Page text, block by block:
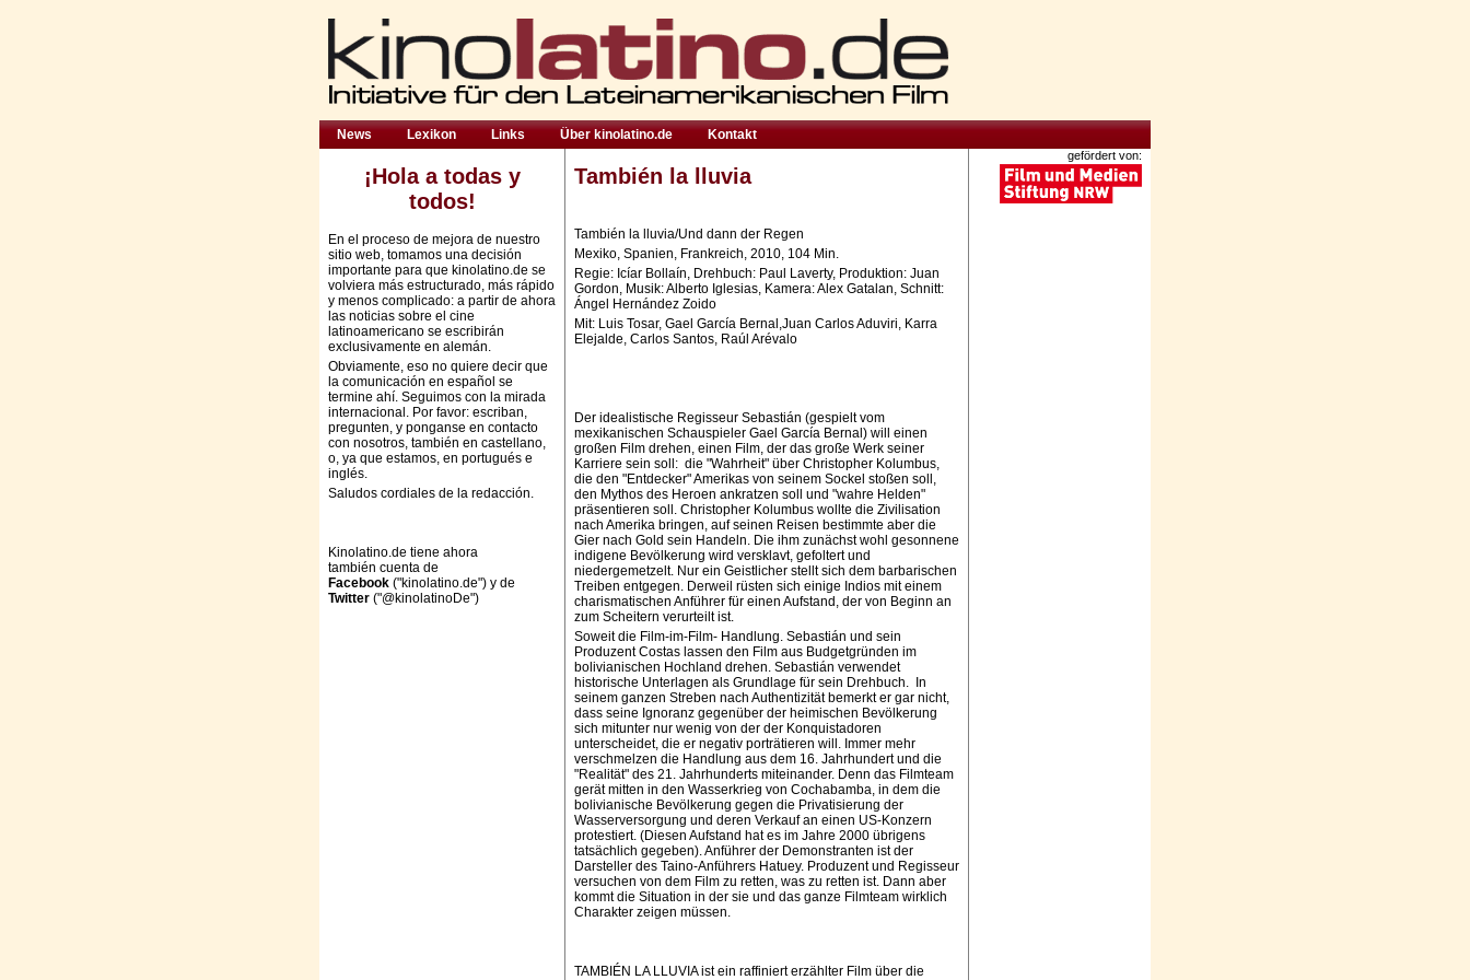
News Lexikon Links Über kinolatino.de Kontakt
¡Hola a todas y
todos!
En el proceso de mejora de nuestro
sitio web, tomamos una decisión
importante para que kinolatino.de se
volviera más estructurado, más rápido
y menos complicado: a partir de ahora
las noticias sobre el cine
latinoamericano se escribirán
exclusivamente en alemán.
Obviamente, eso no quiere decir que
la comunicación en español se
termine ahí. Seguimos con la mirada
internacional. Por favor: escriban,
pregunten, y ponganse en contacto
con nosotros, también en castellano,
o, ya que estamos, en portugués e
inglés.
Saludos cordiales de la redacción.
Kinolatino.de tiene ahora
también cuenta de
Facebook ("kinolatino.de") y de
Twitter ("@kinolatinoDe")
También la lluvia
También la lluvia/Und dann der Regen
Mexiko, Spanien, Frankreich, 2010, 104 Min.
Regie: Icíar Bollaín, Drehbuch: Paul Laverty, Produktion: Juan
Gordon, Musik: Alberto Iglesias, Kamera: Alex Gatalan, Schnitt:
Ángel Hernández Zoido
Mit: Luis Tosar, Gael García Bernal,Juan Carlos Aduviri, Karra
Elejalde, Carlos Santos, Raúl Arévalo
Der idealistische Regisseur Sebastián (gespielt vom
mexikanischen Schauspieler Gael García Bernal) will einen
großen Film drehen, einen Film, der das große Werk seiner
Karriere sein soll: die "Wahrheit" über Christopher Kolumbus,
die den "Entdecker" Amerikas von seinem Sockel stoßen soll,
den Mythos des Heroen ankratzen soll und "wahre Helden"
präsentieren soll. Christopher Kolumbus wollte die Zivilisation
nach Amerika bringen, auf seinen Reisen bestimmte aber die
Gier nach Gold sein Handeln. Die ihm zunächst wohl gesonnene
indigene Bevölkerung wird versklavt, gefoltert und
niedergemetzelt. Nur ein Geistlicher stellt sich dem barbarischen
Treiben entgegen. Derweil rüsten sich einige Indios mit einem
charismatischen Anführer für einen Aufstand, der von Beginn an
zum Scheitern verurteilt ist.
Soweit die Film-im-Film- Handlung. Sebastián und sein
Produzent Costas lassen den Film aus Budgetgründen im
bolivianischen Hochland drehen. Sebastián verwendet
historische Unterlagen als Grundlage für sein Drehbuch. In
seinem ganzen Streben nach Authentizität bemerkt er gar nicht,
dass seine Ignoranz gegenüber der heimischen Bevölkerung
sich mitunter nur wenig von der der Konquistadoren
unterscheidet, die er negativ porträtieren will. Immer mehr
verschmelzen die Handlung aus dem 16. Jahrhundert und die
"Realität" des 21. Jahrhunderts miteinander. Denn das Filmteam
gerät mitten in den Wasserkrieg von Cochabamba, in dem die
bolivianische Bevölkerung gegen die Privatisierung der
Wasserversorgung und deren Verkauf an einen US-Konzern
protestiert. (Diesen Aufstand hat es im Jahre 2000 übrigens
tatsächlich gegeben). Anführer der Demonstranten ist der
Darsteller des Taino-Anführers Hatuey. Produzent und Regisseur
versuchen von dem Film zu retten, was zu retten ist. Dann aber
kommt die Situation in der sie und das ganze Filmteam wirklich
Charakter zeigen müssen.
TAMBIÉN LA LLUVIA ist ein raffiniert erzählter Film über die
gefördert von: